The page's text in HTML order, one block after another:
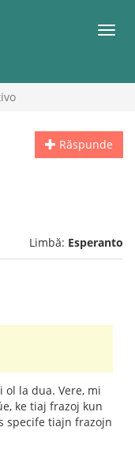
Răspunde
Limbă: Esperanto
la dua. Vere, mi
ke tiaj frazoj kun
specife tiajn frazojn